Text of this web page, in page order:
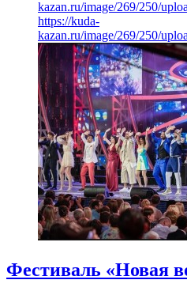
kazan.ru/image/269/250/
https://kuda-
kazan.ru/image/269/250/
Фестиваль «Новая